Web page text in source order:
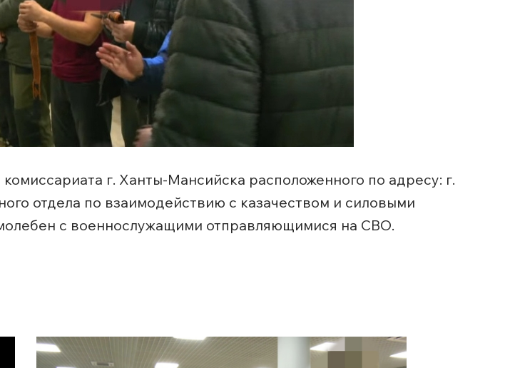
г. Ханты-Мансийска расположенного по адресу: г.
отдела по взаимодействию с казачеством и силовыми
с военнослужащими отправляющимися на СВО.